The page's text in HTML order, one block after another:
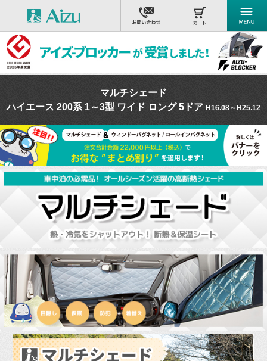
マルチシェード
ハイエース 200系 1～3型 ワイド ロング 5ドア H16.08～H25.12